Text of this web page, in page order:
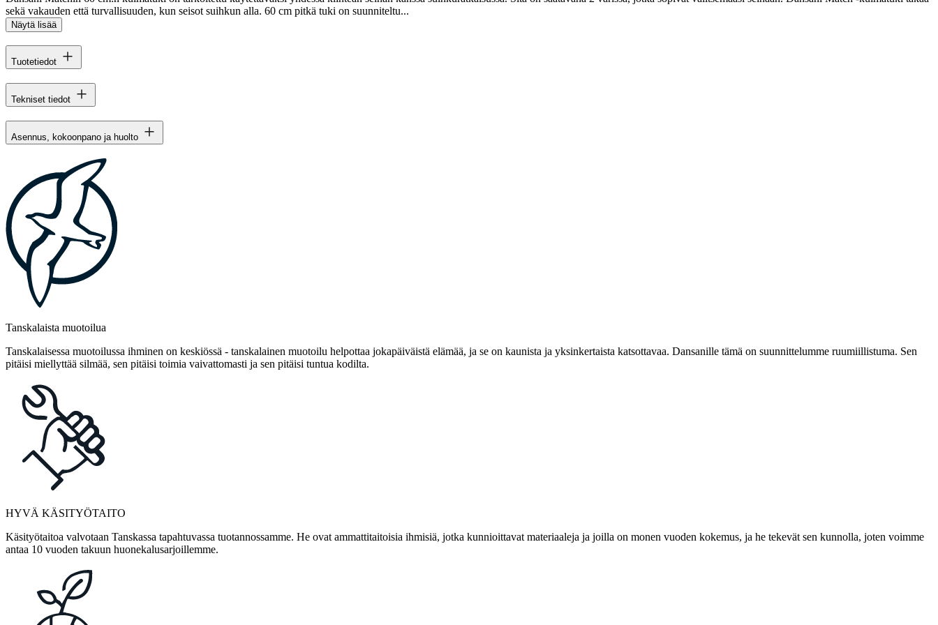
sekä vakauden että turvallisuuden, kun seisot suihkun alla. 60 cm pitkä tuki on suunniteltu...
Näytä lisää
Tuotetiedot
Tekniset tiedot
Asennus, kokoonpano ja huolto
Tanskalaista muotoilua
Tanskalaisessa muotoilussa ihminen on keskiössä - tanskalainen muotoilu helpottaa jokapäiväistä elämää, ja se on kaunista ja yksinkertaista katsottavaa. Dansanille tämä on suunnittelumme ruumiillistuma. Sen
pitäisi miellyttää silmää, sen pitäisi toimia vaivattomasti ja sen pitäisi tuntua kodilta.
HYVÄ KÄSITYÖTAITO
Käsityötaitoa valvotaan Tanskassa tapahtuvassa tuotannossamme. He ovat ammattitaitoisia ihmisiä, jotka kunnioittavat materiaaleja ja joilla on monen vuoden kokemus, ja he tekevät sen kunnolla, joten voimme
antaa 10 vuoden takuun huonekalusarjoillemme.